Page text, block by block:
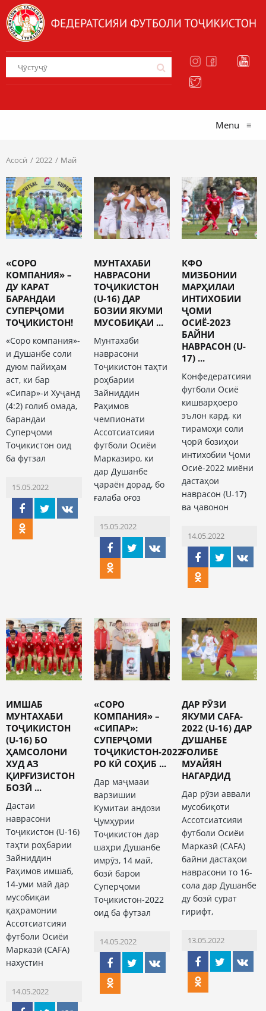
Menu ≡
Асосӣ 2022 Май
«СОРО
КОМПАНИЯ» –
ДУ КАРАТ
БАРАНДАИ
СУПЕРҶОМИ
ТОҶИКИСТОН!
«Соро компания»-
и Душанбе соли
дуюм пайиҳам
аст, ки бар
«Сипар»-и Хуҷанд
(4:2) ғолиб омада,
барандаи
Суперҷоми
Тоҷикистон оид
ба футзал
15.05.2022
МУНТАХАБИ
НАВРАСОНИ
ТОҶИКИСТОН
(U-16) ДАР
БОЗИИ ЯКУМИ
МУСОБИҚАИ ...
Мунтахаби
наврасони
Тоҷикистон таҳти
роҳбарии
Зайниддин
Раҳимов
чемпионати
Ассотсиатсияи
футболи Осиёи
Марказиро, ки
дар Душанбе
ҷараён дорад, бо
ғалаба оғоз
15.05.2022
КФО
МИЗБОНИИ
МАРҲИЛАИ
ИНТИХОБИИ
ҶОМИ
ОСИЁ-2023
БАЙНИ
НАВРАСОН (U-
17) ...
Конфедератсияи
футболи Осиё
кишварҳоеро
эълон кард, ки
тирамоҳи соли
ҷорӣ бозиҳои
интихобии Ҷоми
Осиё-2022 миёни
дастаҳои
наврасон (U-17)
ва ҷавонон
14.05.2022
ИМШАБ
МУНТАХАБИ
ТОҶИКИСТОН
(U-16) БО
ҲАМСОЛОНИ
ХУД АЗ
ҚИРҒИЗИСТОН
БОЗӢ ...
Дастаи
наврасони
Тоҷикистон (U-16)
таҳти роҳбарии
Зайниддин
Раҳимов имшаб,
14-уми май дар
мусобиқаи
қаҳрамонии
Ассотсиатсияи
футболи Осиёи
Марказӣ (CAFA)
нахустин
14.05.2022
«СОРО
КОМПАНИЯ» –
«СИПАР»:
СУПЕРҶОМИ
ТОҶИКИСТОН-2022-
РО КӢ СОҲИБ ...
Дар маҷмааи
варзишии
Кумитаи андози
Ҷумҳурии
Тоҷикистон дар
шаҳри Душанбе
имрӯз, 14 май,
бозӣ барои
Суперҷоми
Тоҷикистон-2022
оид ба футзал
14.05.2022
ДАР РӮЗИ
ЯКУМИ CAFA-
2022 (U-16) ДАР
ДУШАНБЕ
ҒОЛИБЕ
МУАЙЯН
НАГАРДИД
Дар рӯзи аввали
мусобиқоти
Ассотсиатсияи
футболи Осиёи
Марказӣ (CAFA)
байни дастаҳои
наврасони то 16-
сола дар Душанбе
ду бозӣ сурат
гирифт,
13.05.2022